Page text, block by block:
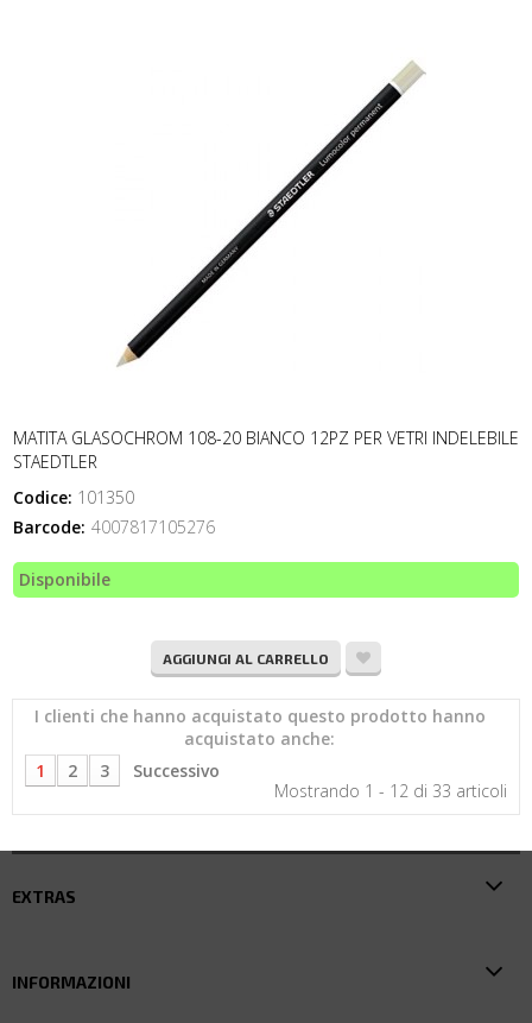
MATITA GLASOCHROM 108-20 BIANCO 12PZ PER VETRI INDELEBILE
STAEDTLER
Codice: 101350
Barcode: 4007817105276
Disponibile
AGGIUNGI AL CARRELLO
I clienti che hanno acquistato questo prodotto hanno
acquistato anche:
1
2 3
Successivo
Mostrando 1 - 12 di 33 articoli
EXTRAS
INFORMAZIONI